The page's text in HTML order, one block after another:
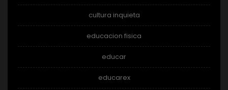
cultura inquieta
educacion fisica
educar
educarex